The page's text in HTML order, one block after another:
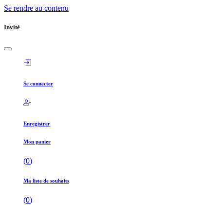
Se rendre au contenu
Invité
Se connecter
Enregistrer
Mon panier
(0)
Ma liste de souhaits
(0)